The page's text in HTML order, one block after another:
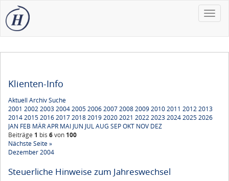
Toggle
Klienten-Info
Aktuell ArchivSuche
2001 2002200320042005200620072008200920102011 20122013
20142015201620172018201920202021 20222023202420252026
JAN FEB MÄRAPR MAI JUN JULAUG SEPOKT NOV DEZ
Beiträge 1 bis 6von 100
Nächste Seite »
Dezember 2004
Steuerliche Hinweise zum Jahreswechsel